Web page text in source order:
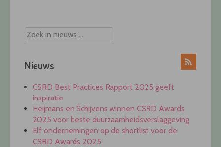
Nieuws
CSRD Best Practices Rapport 2025 geeft
inspiratie
Heijmans en Schijvens winnen CSRD Awards
2025 voor beste duurzaamheidsverslaggeving
Elf ondernemingen op de shortlist voor de
CSRD Awards 2025